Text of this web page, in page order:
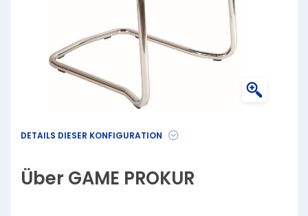
DETAILS DIESER KONFIGURATION
Über GAME PROKUR